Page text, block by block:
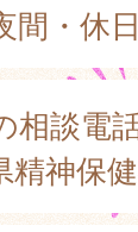
間・休
相談電
精神保